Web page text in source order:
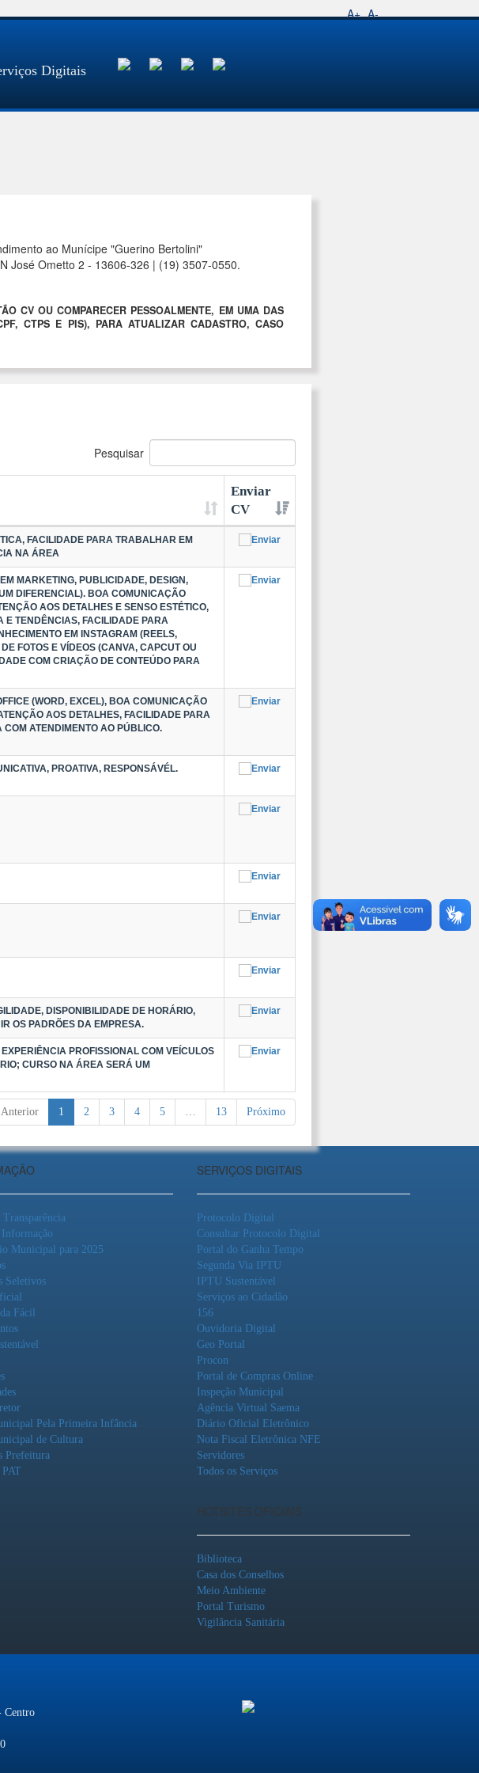
A+ A-
Digitais
ao Munícipe "Guerino Bertolini"
José Ometto 2 - 13606-326 | (19) 3507-0550.
CV OU COMPARECER PESSOALMENTE, EM UMA DAS
CTPS E PIS), PARA ATUALIZAR CADASTRO, CASO
Pesquisar
Enviar
CV
FACILIDADE PARA TRABALHAR EM
NA ÁREA
MARKETING, PUBLICIDADE, DESIGN,
DIFERENCIAL). BOA COMUNICAÇÃO
AOS DETALHES E SENSO ESTÉTICO,
E TENDÊNCIAS, FACILIDADE PARA
EM INSTAGRAM (REELS,
FOTOS E VÍDEOS (CANVA, CAPCUT OU
COM CRIAÇÃO DE CONTEÚDO PARA
(WORD, EXCEL), BOA COMUNICAÇÃO
AOS DETALHES, FACILIDADE PARA
ATENDIMENTO AO PÚBLICO.
PROATIVA, RESPONSÁVÉL.
DISPONIBILIDADE DE HORÁRIO,
OS PADRÕES DA EMPRESA.
PROFISSIONAL COM VEÍCULOS
CURSO NA ÁREA SERÁ UM
Anterior 1 2 3 4 5 … 13 Próximo
Transparência
Informação
Municipal para 2025
Seletivos
Fácil
Pela Primeira Infância
de Cultura
Prefeitura
PAT
SERVIÇOS DIGITAIS
Protocolo Digital
Consultar Protocolo Digital
Portal do Ganha Tempo
Segunda Via IPTU
IPTU Sustentável
Serviços ao Cidadão
156
Ouvidoria Digital
Geo Portal
Procon
Portal de Compras Online
Inspeção Municipal
Agência Virtual Saema
Diário Oficial Eletrônico
Nota Fiscal Eletrônica NFE
Servidores
Todos os Serviços
HOTSITES OFICIAIS
Biblioteca
Casa dos Conselhos
Meio Ambiente
Portal Turismo
Vigilância Sanitária
Centro